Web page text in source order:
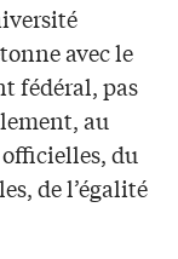
avec le
fédéral, pas
au
du
de l’égalité